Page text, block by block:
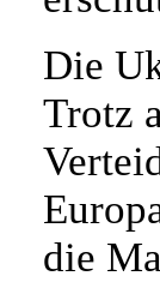
Die
Trotz
die